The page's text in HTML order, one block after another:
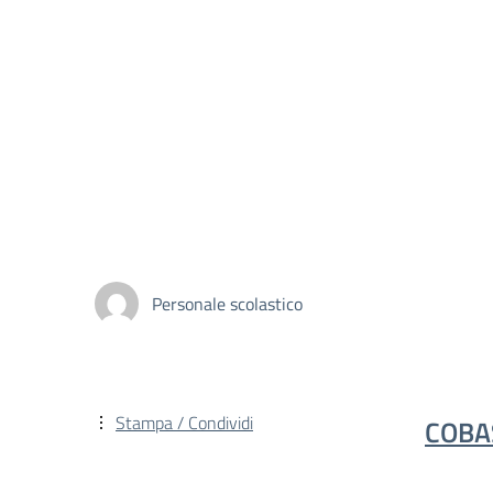
Personale scolastico
Stampa / Condividi